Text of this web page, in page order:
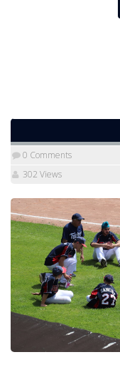
0 Comments
302 Views